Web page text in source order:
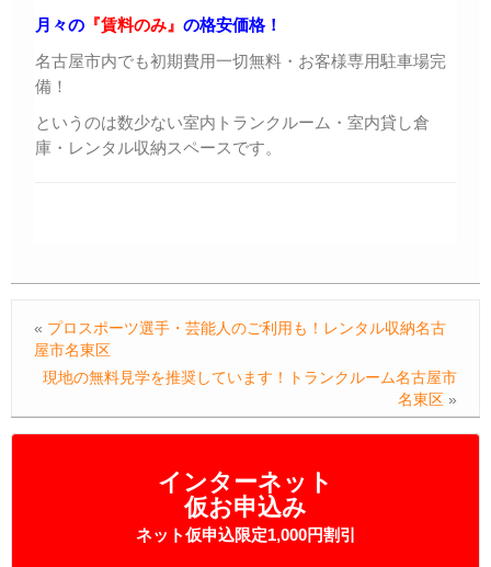
インターネット
仮お申込み
ネット仮申込限定1,000円割引
月々の 『賃料のみ』 の格安価格！
名古屋市内でも初期費用一切無料・お客様専用駐車場完
備！
というのは数少ない室内トランクルーム・室内貸し倉
庫・レンタル収納スペースです。
« プロスポーツ選手・芸能人のご利用も！レンタル収納名古
屋市名東区
現地の無料見学を推奨しています！トランクルーム名古屋市
名東区 »